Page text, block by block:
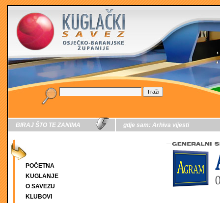
BIRAJ ŠTO TE ZANIMA
POČETNA
KUGLANJE
O SAVEZU
KLUBOVI
gdje sam: Arhiva vijesti